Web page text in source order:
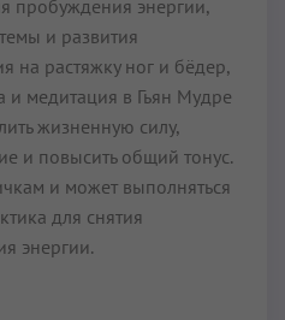
пробуждения энергии,
и развития
на растяжку ног и бёдер,
медитация в Гьян Мудре
жизненную силу,
и повысить общий тонус.
и может выполняться
для снятия
энергии.